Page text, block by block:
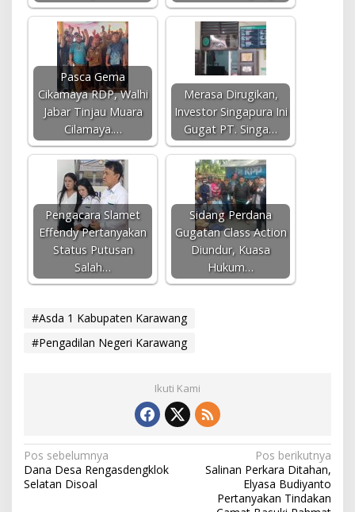
Pasca Gema
Cikamaya RDP, Walhi
Jabar Tinjau Muara
Cilamaya.…
Merasa Dirugikan,
Investor Singapura Ini
Gugat PT. Singa…
Pengacara Slamet
Effendy Pertanyakan
Status Putusan
Salah…
Sidang Perdana
Gugatan Class Action
Diundur, Kuasa
Hukum…
#Asda 1 Kabupaten Karawang
#Pengadilan Negeri Karawang
Ikuti Kami
N
a
Pos sebelumnya
Dana Desa Rengasdengklok
Selatan Disoal
Pos berikutnya
Salinan Perkara Ditahan,
Elyasa Budiyanto
Pertanyakan Tindakan